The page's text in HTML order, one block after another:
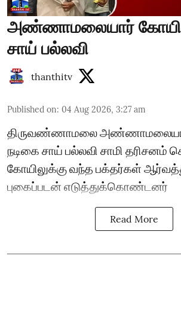
அண்ணாமலையார்
சாய் பல்லவி
thanthitv
Published on: 04 Aug 2026, 3:27 am
திருவண்ணாமலை
நடிகை சாய் பல்லவி சாமி தரிசனம்
கோயிலுக்கு வந்த பக்தர்கள்
புகைப்படன் எடுத்துக்கொண்டனர்
Read More